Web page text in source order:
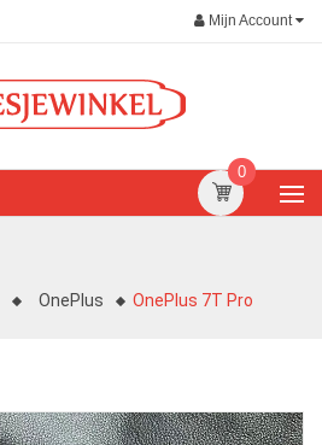
Mijn Account
0
OnePlus OnePlus 7T Pro